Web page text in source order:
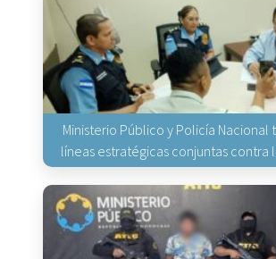
Ministerio Público y Policía Nacional
líneas estratégicas conjuntas contra